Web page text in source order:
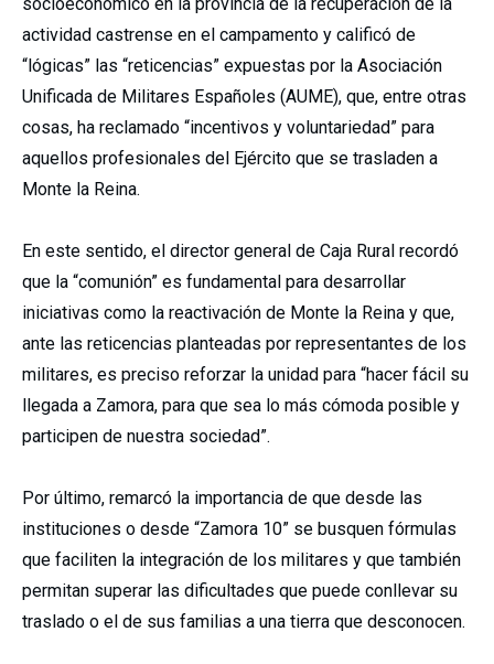
actividad castrense en el campamento y calificó de
“lógicas” las “reticencias” expuestas por la Asociación
Unificada de Militares Españoles (AUME), que, entre otras
cosas, ha reclamado “incentivos y voluntariedad” para
aquellos profesionales del Ejército que se trasladen a
Monte la Reina.
En este sentido, el director general de Caja Rural recordó
que la “comunión” es fundamental para desarrollar
iniciativas como la reactivación de Monte la Reina y que,
ante las reticencias planteadas por representantes de los
militares, es preciso reforzar la unidad para “hacer fácil su
llegada a Zamora, para que sea lo más cómoda posible y
participen de nuestra sociedad”.
Por último, remarcó la importancia de que desde las
instituciones o desde “Zamora 10” se busquen fórmulas
que faciliten la integración de los militares y que también
permitan superar las dificultades que puede conllevar su
traslado o el de sus familias a una tierra que desconocen.